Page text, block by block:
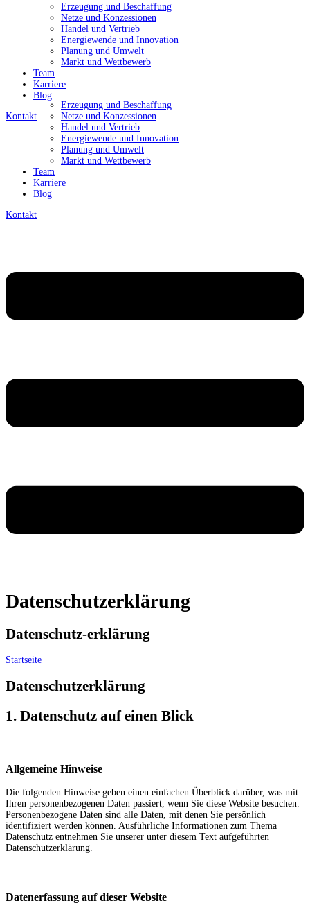
Erzeugung und Beschaffung
Netze und Konzessionen
Handel und Vertrieb
Energiewende und Innovation
Planung und Umwelt
Markt und Wettbewerb
Team
Karriere
Blog
Kontakt
Erzeugung und Beschaffung
Netze und Konzessionen
Handel und Vertrieb
Energiewende und Innovation
Planung und Umwelt
Markt und Wettbewerb
Team
Karriere
Blog
Kontakt
Datenschutzerklärung
Datenschutz-erklärung
Startseite
Datenschutzerklärung
1. Datenschutz auf einen Blick
Allgemeine Hinweise
Die folgenden Hinweise geben einen einfachen Überblick darüber, was mit
Ihren personenbezogenen Daten passiert, wenn Sie diese Website besuchen.
Personenbezogene Daten sind alle Daten, mit denen Sie persönlich
identifiziert werden können. Ausführliche Informationen zum Thema
Datenschutz entnehmen Sie unserer unter diesem Text aufgeführten
Datenschutzerklärung.
Datenerfassung auf dieser Website